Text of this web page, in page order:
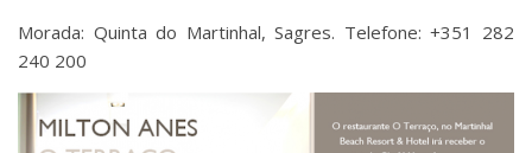
Morada: Quinta do Martinhal, Sagres. Telefone: +351 282
240 200